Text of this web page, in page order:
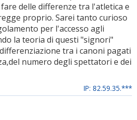
delle differenze tra l'atletica e
proprio. Sarei tanto curioso
per l'accesso agli
la teoria di questi "signori"
tra i canoni pagati
numero degli spettatori e dei
IP: 82.59.35.***